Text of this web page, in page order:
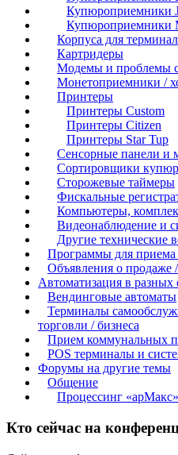
Купюроприемники
Купюроприемники
Корпуса для
Картридеры
Модемы и проблемы
Монетоприемники /
Принтеры
Принтеры Custom
Принтеры Citizen
Принтеры Star Tup
Сенсорные панели и
Сортировщики купюр
Сторожевые таймеры
Фискальные
Компьютеры,
Видеонаблюдение и
Другие технические
Программы для
Объявления о продаже
Автоматизация в разных
Вендинговые автоматы
Терминалы
торговли / бизнеса
Прием коммунальных
POS терминалы и
Форумы на другие темы
Общение
Процессинг «арМакс»
Кто сейчас на